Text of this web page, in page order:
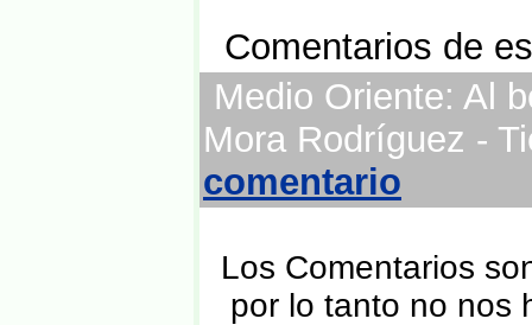
Comentarios de
Medio Oriente: Al
Mora Rodríguez -
comentario
Los Comentarios
por lo tanto no nos